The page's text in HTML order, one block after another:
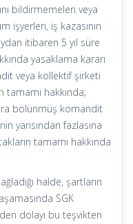
bildirmemeleri veya
işyerleri, iş kazasının
itibaren 5 yıl süre
yasaklama kararı
veya kollektif şirketi
tamamı hakkında;
bölünmüş komandit
yarısından fazlasına
tamamı hakkında
halde, şartların
SGK
dolayı bu teşvikten